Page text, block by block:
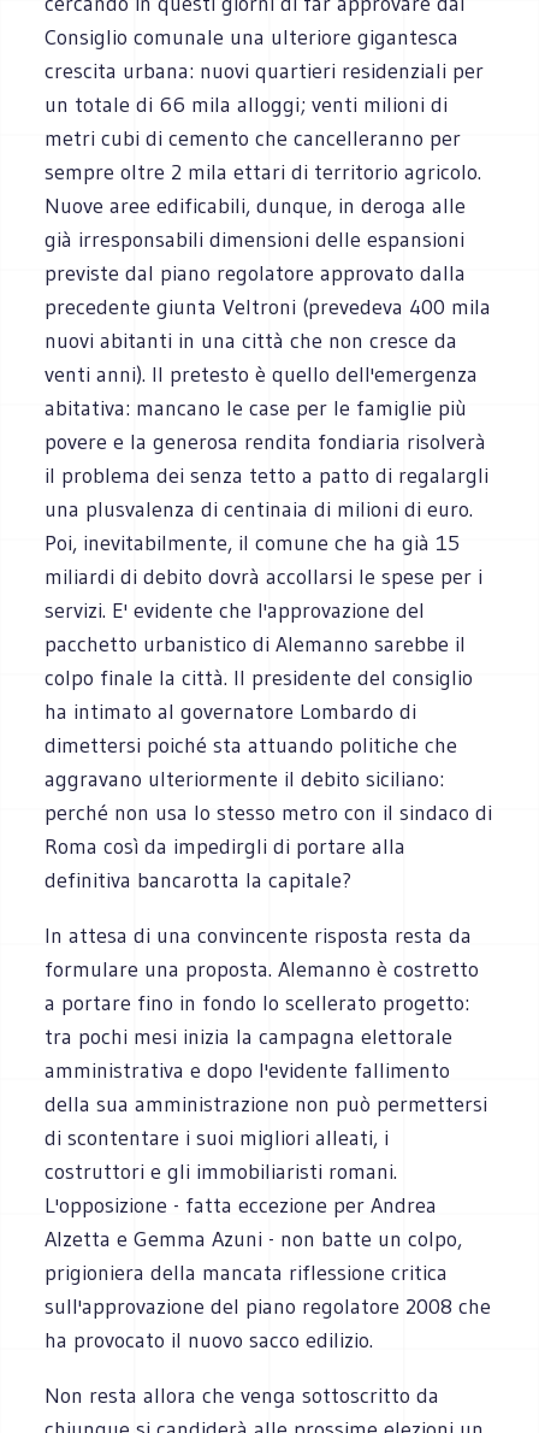
Consiglio comunale una ulteriore gigantesca
crescita urbana: nuovi quartieri residenziali per
un totale di 66 mila alloggi; venti milioni di
metri cubi di cemento che cancelleranno per
sempre oltre 2 mila ettari di territorio agricolo.
Nuove aree edificabili, dunque, in deroga alle
già irresponsabili dimensioni delle espansioni
previste dal piano regolatore approvato dalla
precedente giunta Veltroni (prevedeva 400 mila
nuovi abitanti in una città che non cresce da
venti anni). Il pretesto è quello dell'emergenza
abitativa: mancano le case per le famiglie più
povere e la generosa rendita fondiaria risolverà
il problema dei senza tetto a patto di regalargli
una plusvalenza di centinaia di milioni di euro.
Poi, inevitabilmente, il comune che ha già 15
miliardi di debito dovrà accollarsi le spese per i
servizi. E' evidente che l'approvazione del
pacchetto urbanistico di Alemanno sarebbe il
colpo finale la città. Il presidente del consiglio
ha intimato al governatore Lombardo di
dimettersi poiché sta attuando politiche che
aggravano ulteriormente il debito siciliano:
perché non usa lo stesso metro con il sindaco di
Roma così da impedirgli di portare alla
definitiva bancarotta la capitale?
In attesa di una convincente risposta resta da
formulare una proposta. Alemanno è costretto
a portare fino in fondo lo scellerato progetto:
tra pochi mesi inizia la campagna elettorale
amministrativa e dopo l'evidente fallimento
della sua amministrazione non può permettersi
di scontentare i suoi migliori alleati, i
costruttori e gli immobiliaristi romani.
L'opposizione - fatta eccezione per Andrea
Alzetta e Gemma Azuni - non batte un colpo,
prigioniera della mancata riflessione critica
sull'approvazione del piano regolatore 2008 che
ha provocato il nuovo sacco edilizio.
Non resta allora che venga sottoscritto da